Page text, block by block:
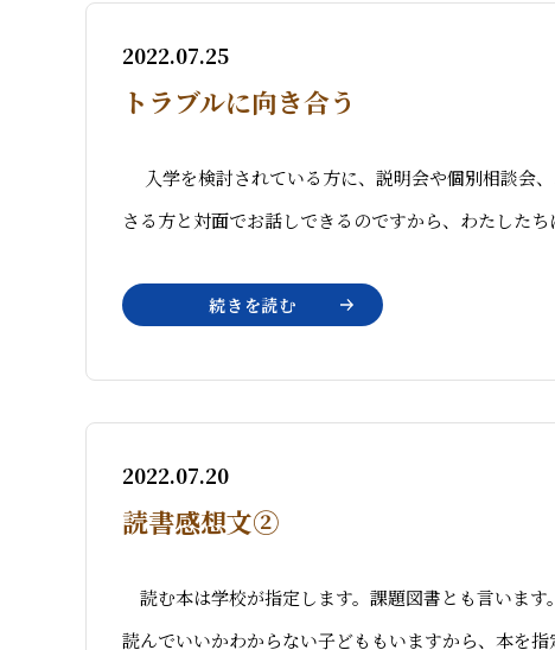
2022.07.25
トラブルに向き合う
入学を検討されている方に、説明会や個別相談会
さる方と対面でお話しできるのですから、わたした
続きを読む
2022.07.20
読書感想文②
読む本は学校が指定します。課題図書とも言いま
読んでいいかわからない子どももいますから、本を